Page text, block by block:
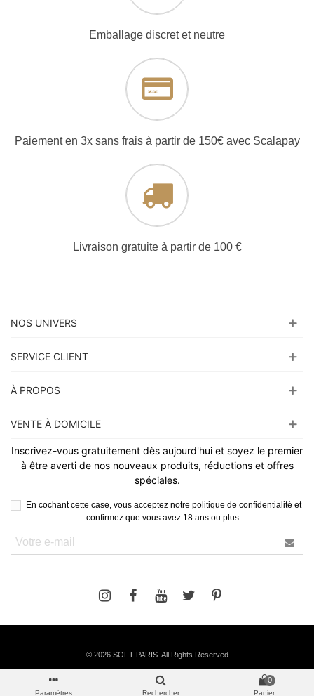
Emballage discret et neutre
Paiement en 3x sans frais à partir de 150€ avec Scalapay
Livraison gratuite à partir de 100 €
NOS UNIVERS
SERVICE CLIENT
À PROPOS
VENTE À DOMICILE
Inscrivez-vous gratuitement dès aujourd'hui et soyez le premier
à être averti de nos nouveaux produits, réductions et offres
spéciales.
En cochant cette case, vous acceptez notre politique de confidentialité et
confirmez que vous avez 18 ans ou plus.
© 2026 SOFT PARIS. All Rights Reserved
Paramètres Rechercher Panier
0